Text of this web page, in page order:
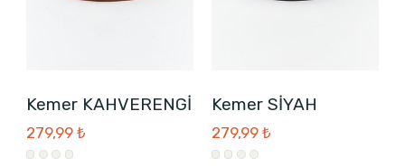
Kemer KAHVERENGİ
279,99 ₺
Kemer SİYAH
279,99 ₺